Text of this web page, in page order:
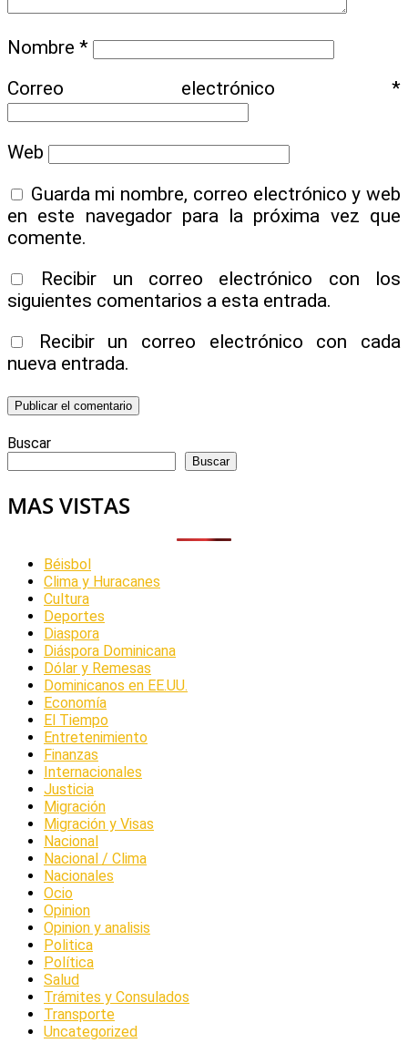
Nombre *
Correo electrónico *
Web
Guarda mi nombre, correo electrónico y web
en este navegador para la próxima vez que
comente.
Recibir un correo electrónico con los
siguientes comentarios a esta entrada.
Recibir un correo electrónico con cada
nueva entrada.
Buscar
Buscar
MAS VISTAS
Béisbol
Clima y Huracanes
Cultura
Deportes
Diaspora
Diáspora Dominicana
Dólar y Remesas
Dominicanos en EE.UU.
Economía
El Tiempo
Entretenimiento
Finanzas
Internacionales
Justicia
Migración
Migración y Visas
Nacional
Nacional / Clima
Nacionales
Ocio
Opinion
Opinion y analisis
Politica
Política
Salud
Trámites y Consulados
Transporte
Uncategorized